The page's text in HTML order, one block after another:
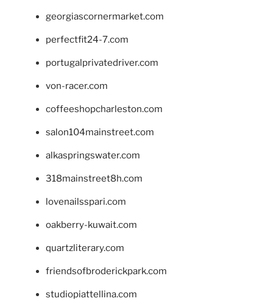
georgiascornermarket.com
perfectfit24-7.com
portugalprivatedriver.com
von-racer.com
coffeeshopcharleston.com
salon104mainstreet.com
alkaspringswater.com
318mainstreet8h.com
lovenailsspari.com
oakberry-kuwait.com
quartzliterary.com
friendsofbroderickpark.com
studiopiattellina.com